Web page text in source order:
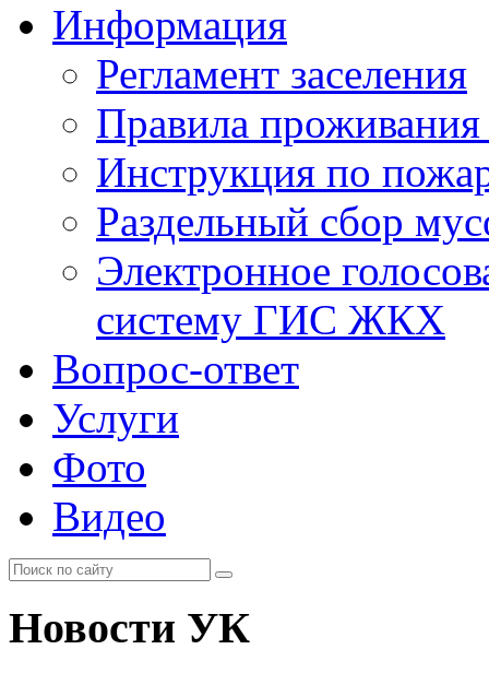
Информация
Регламент заселения
Правила
Инструкция по
Раздельный сбор
Электронное
систему ГИС ЖКХ
Вопрос-ответ
Услуги
Фото
Видео
Новости УК